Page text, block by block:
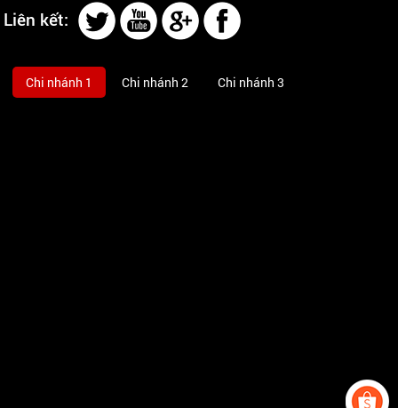
Liên kết:
Chi nhánh 1 Chi nhánh 2 Chi nhánh 3